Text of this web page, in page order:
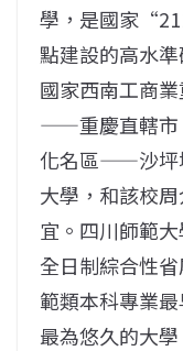
學，是國家
點建設的高水
國家西南工商
——重慶直轄市
化名區——沙坪
大學，和該校
宜。四川師範
全日制綜合性
範類本科專業
最為悠久的大